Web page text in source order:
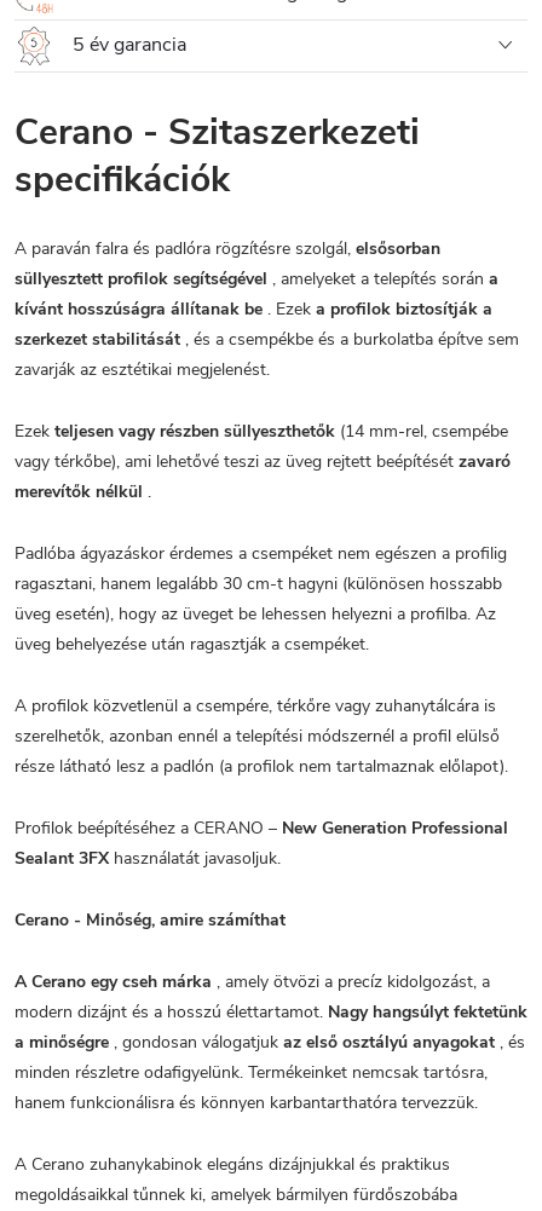
5 év garancia
Cerano - Szitaszerkezeti
specifikációk
A paraván falra és padlóra rögzítésre szolgál, elsősorban
süllyesztett profilok segítségével , amelyeket a telepítés során a
kívánt hosszúságra állítanak be . Ezek a profilok biztosítják a
szerkezet stabilitását , és a csempékbe és a burkolatba építve sem
zavarják az esztétikai megjelenést.
Ezek teljesen vagy részben süllyeszthetők (14 mm-rel, csempébe
vagy térkőbe), ami lehetővé teszi az üveg rejtett beépítését zavaró
merevítők nélkül .
Padlóba ágyazáskor érdemes a csempéket nem egészen a profilig
ragasztani, hanem legalább 30 cm-t hagyni (különösen hosszabb
üveg esetén), hogy az üveget be lehessen helyezni a profilba. Az
üveg behelyezése után ragasztják a csempéket.
A profilok közvetlenül a csempére, térkőre vagy zuhanytálcára is
szerelhetők, azonban ennél a telepítési módszernél a profil elülső
része látható lesz a padlón (a profilok nem tartalmaznak előlapot).
Profilok beépítéséhez a CERANO – New Generation Professional
Sealant 3FXhasználatát javasoljuk.
Cerano - Minőség, amire számíthat
A Cerano egy cseh márka , amely ötvözi a precíz kidolgozást, a
modern dizájnt és a hosszú élettartamot. Nagy hangsúlyt fektetünk
a minőségre , gondosan válogatjuk az első osztályú anyagokat , és
minden részletre odafigyelünk. Termékeinket nemcsak tartósra,
hanem funkcionálisra és könnyen karbantarthatóra tervezzük.
A Cerano zuhanykabinok elegáns dizájnjukkal és praktikus
megoldásaikkal tűnnek ki, amelyek bármilyen fürdőszobába